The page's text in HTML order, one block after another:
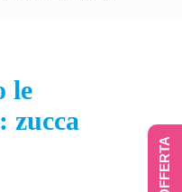
le
zucca
OFFERTA